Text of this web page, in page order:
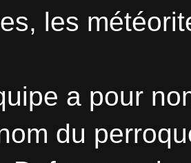
les
a pour
du